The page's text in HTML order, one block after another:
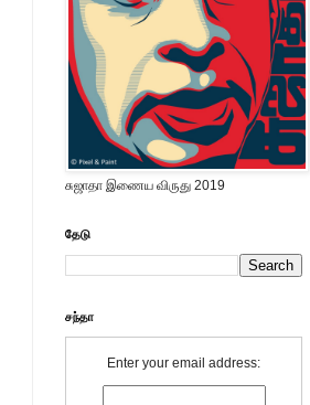
சுஜாதா இணைய விருது 2019
தேடு
சந்தா
Enter your email address: